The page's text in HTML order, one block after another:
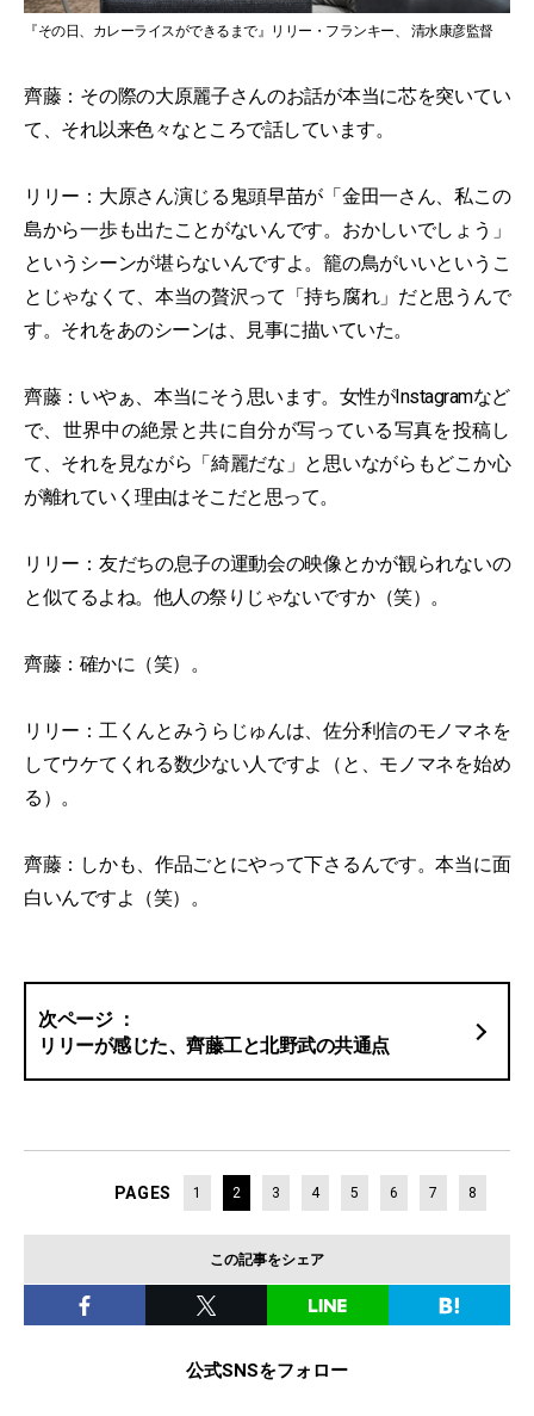
『その日、カレーライスができるまで』リリー・フランキー、 清水康彦監督
齊藤：その際の大原麗子さんのお話が本当に芯を突いてい
て、それ以来色々なところで話しています。
リリー：大原さん演じる鬼頭早苗が「金田一さん、私この
島から一歩も出たことがないんです。おかしいでしょう」
というシーンが堪らないんですよ。籠の鳥がいいというこ
とじゃなくて、本当の贅沢って「持ち腐れ」だと思うんで
す。それをあのシーンは、見事に描いていた。
齊藤：いやぁ、本当にそう思います。女性がInstagramなど
で、世界中の絶景と共に自分が写っている写真を投稿し
て、それを見ながら「綺麗だな」と思いながらもどこか心
が離れていく理由はそこだと思って。
リリー：友だちの息子の運動会の映像とかが観られないの
と似てるよね。他人の祭りじゃないですか（笑）。
齊藤：確かに（笑）。
リリー：工くんとみうらじゅんは、佐分利信のモノマネを
してウケてくれる数少ない人ですよ（と、モノマネを始め
る）。
齊藤：しかも、作品ごとにやって下さるんです。本当に面
白いんですよ（笑）。
リリーが感じた、齊藤工と北野武の共通点
PAGES 1 2 3 4 5 6 7 8
この記事をシェア
公式SNSをフォロー